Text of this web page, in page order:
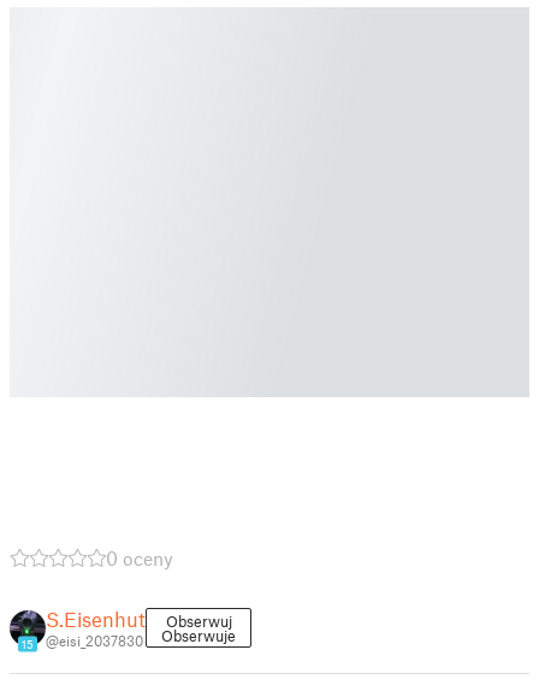
0 oceny
15
S.Eisenhut
@eisi_2037830
Obserwuj
Obserwuje